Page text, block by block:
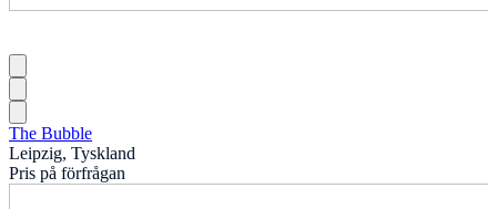
The Bubble
Leipzig, Tyskland
Pris på förfrågan